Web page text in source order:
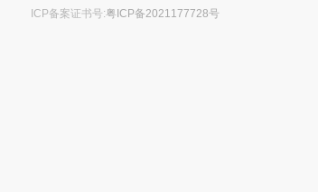
ICP备案证书号:粤ICP备2021177728号